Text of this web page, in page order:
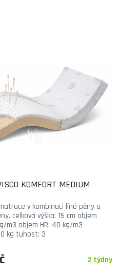
KOMFORT MEDIUM
v kombinaci líné pěny a
celková výška: 15 cm objem
m3 objem HR: 40 kg/m3
kg tuhost: 3
2 týdny